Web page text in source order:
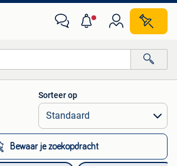
Alle afstanden…
Sorteer op
Bewaar je zoekopdracht